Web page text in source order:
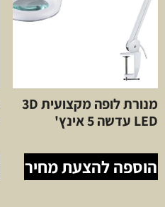
מנורת לופה מקצועית 3D
LED עדשה 5 אינץ'
הוספה להצעת מחיר